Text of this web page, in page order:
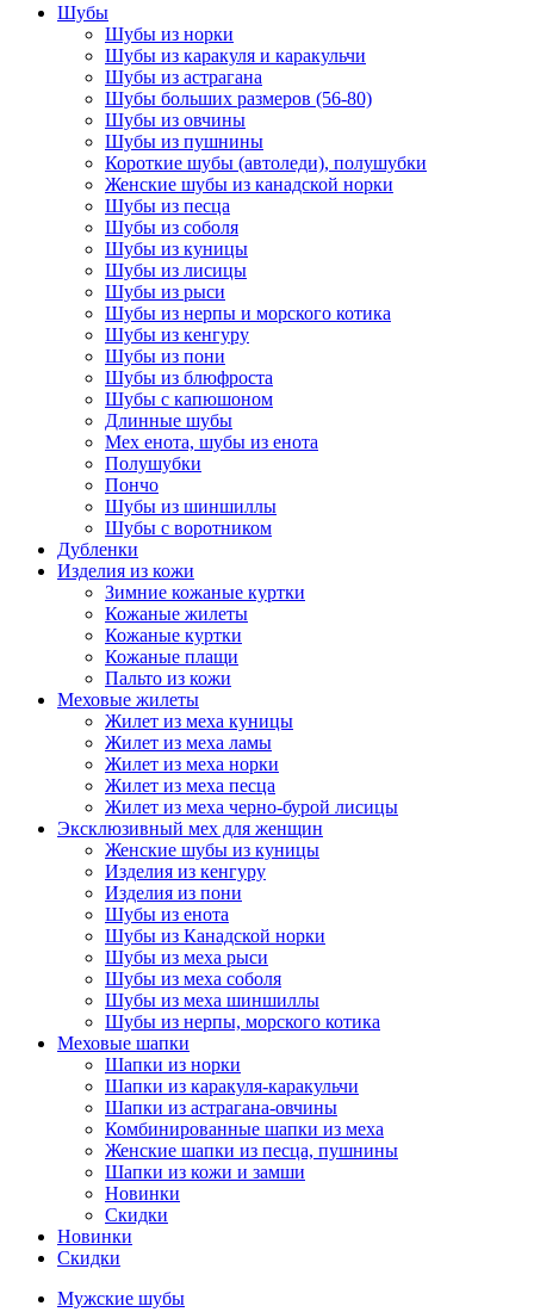
Шубы
Шубы из норки
Шубы из каракуля и каракульчи
Шубы из астрагана
Шубы больших размеров (56-80)
Шубы из овчины
Шубы из пушнины
Короткие шубы (автоледи), полушубки
Женские шубы из канадской норки
Шубы из песца
Шубы из соболя
Шубы из куницы
Шубы из лисицы
Шубы из рыси
Шубы из нерпы и морского котика
Шубы из кенгуру
Шубы из пони
Шубы из блюфроста
Шубы с капюшоном
Длинные шубы
Мех енота, шубы из енота
Полушубки
Пончо
Шубы из шиншиллы
Шубы с воротником
Дубленки
Изделия из кожи
Зимние кожаные куртки
Кожаные жилеты
Кожаные куртки
Кожаные плащи
Пальто из кожи
Меховые жилеты
Жилет из меха куницы
Жилет из меха ламы
Жилет из меха норки
Жилет из меха песца
Жилет из меха черно-бурой лисицы
Эксклюзивный мех для женщин
Женские шубы из куницы
Изделия из кенгуру
Изделия из пони
Шубы из енота
Шубы из Канадской норки
Шубы из меха рыси
Шубы из меха соболя
Шубы из меха шиншиллы
Шубы из нерпы, морского котика
Меховые шапки
Шапки из норки
Шапки из каракуля-каракульчи
Шапки из астрагана-овчины
Комбинированные шапки из меха
Женские шапки из песца, пушнины
Шапки из кожи и замши
Новинки
Скидки
Новинки
Скидки
Мужские шубы